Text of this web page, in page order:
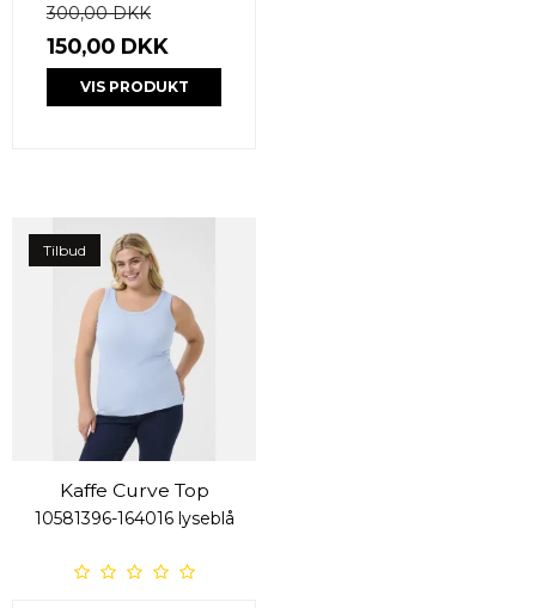
300,00 DKK
150,00 DKK
VIS PRODUKT
Tilbud
Kaffe Curve Top
10581396-164016 lyseblå